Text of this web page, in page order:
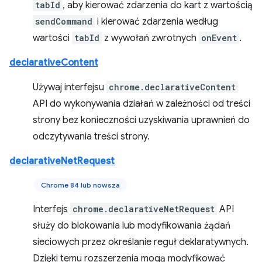
tabId , aby kierować zdarzenia do kart z wartością
sendCommand i kierować zdarzenia według
wartości tabId z wywołań zwrotnych onEvent .
declarativeContent
Używaj interfejsu chrome.declarativeContent
API do wykonywania działań w zależności od treści
strony bez konieczności uzyskiwania uprawnień do
odczytywania treści strony.
declarativeNetRequest
Chrome 84 lub nowsza
Interfejs chrome.declarativeNetRequest API
służy do blokowania lub modyfikowania żądań
sieciowych przez określanie reguł deklaratywnych.
Dzięki temu rozszerzenia mogą modyfikować